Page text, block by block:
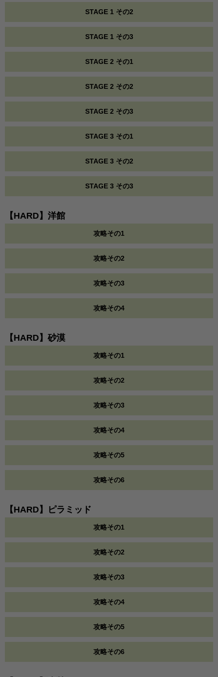
STAGE 1 その2
STAGE 1 その3
STAGE 2 その1
STAGE 2 その2
STAGE 2 その3
STAGE 3 その1
STAGE 3 その2
STAGE 3 その3
【HARD】洋館
攻略その1
攻略その2
攻略その3
攻略その4
【HARD】砂漠
攻略その1
攻略その2
攻略その3
攻略その4
攻略その5
攻略その6
【HARD】ピラミッド
攻略その1
攻略その2
攻略その3
攻略その4
攻略その5
攻略その6